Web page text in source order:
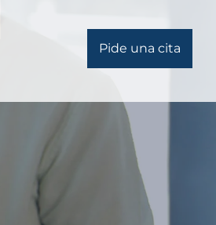
Pide una cita